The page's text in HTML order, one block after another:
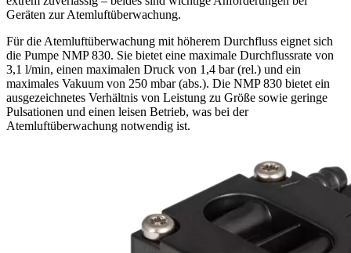
Geräten zur Atemluftüberwachung.
Für die Atemluftüberwachung mit höherem Durchfluss eignet sich
die Pumpe NMP 830. Sie bietet eine maximale Durchflussrate von
3,1 l/min, einen maximalen Druck von 1,4 bar (rel.) und ein
maximales Vakuum von 250 mbar (abs.). Die NMP 830 bietet ein
ausgezeichnetes Verhältnis von Leistung zu Größe sowie geringe
Pulsationen und einen leisen Betrieb, was bei der
Atemluftüberwachung notwendig ist.